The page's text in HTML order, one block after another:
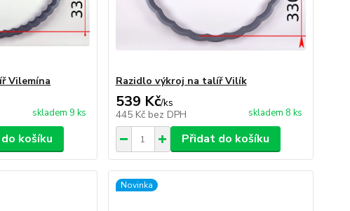
Vilemína
skladem 9 ks
košíku
Razidlo výkroj na talíř Vilík
539 Kč/ks
445 Kč bez DPH skladem 8 ks
Přidat do košíku
Novinka